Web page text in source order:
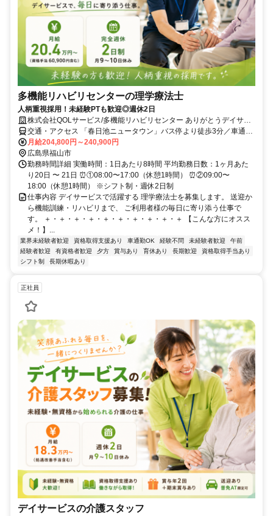
多機能リハビリセンターの理学療法士
人柄重視採用！未経験PTも歓迎◎週休2日
株式会社QOLサービス/多機能リハビリセンター ありがとうデイサー
ビス
交通・アクセス 「春日池ニュータウン」バス停より徒歩3分／車通勤
OK★無料駐車場あり
月給204,800円～240,900円
広島県福山市
勤務時間詳細 実働時間：1日あたり8時間 平均勤務日数：1ヶ月あた
り20日 〜 21日 ⏰①08:00〜17:00（休憩1時間） ⏰②09:00〜
18:00（休憩1時間） ※シフト制・週休2日制
仕事内容 デイサービスで活躍する 理学療法士を募集します。 送迎か
ら機能訓練・リハビリまで、 ご利用者様の毎日に寄り添う仕事で
す。 ＋・＋・＋・＋・＋・＋・＋・＋・＋・＋ 【こんな方にオスス
メ！】...
業界未経験者歓迎 資格取得支援あり 車通勤OK 経験不問 未経験者歓迎
午前
経験者歓迎
有資格者歓迎 夕方 賞与あり 育休あり 長期歓迎
資格取得手当あり
シフト制
長期休暇あり
正社員
デイサービスの介護スタッフ